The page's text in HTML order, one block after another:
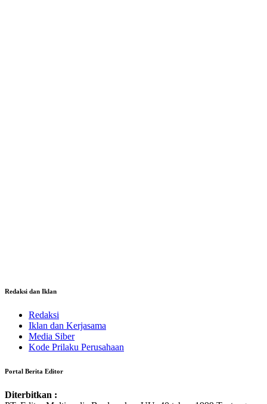
Redaksi dan Iklan
Redaksi
Iklan dan Kerjasama
Media Siber
Kode Prilaku Perusahaan
Portal Berita Editor
Diterbitkan :